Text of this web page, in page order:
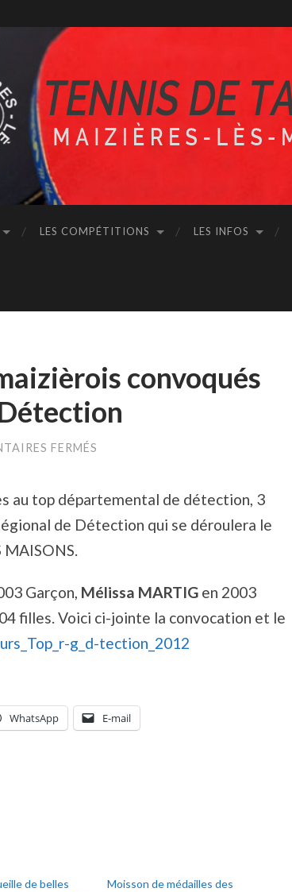
LES COMPÉTITIONS LES INFOS
convoqués
FERMÉS
MAIZIÈROIS
AU
au top départemental de détection, 3
de Détection qui se déroulera le
MAISONS.
Garçon, Mélissa MARTIG en 2003
filles. Voici ci-jointe la convocation et le
g_d-tection_2012
WhatsApp E-mail
de belles
Moisson de médailles des